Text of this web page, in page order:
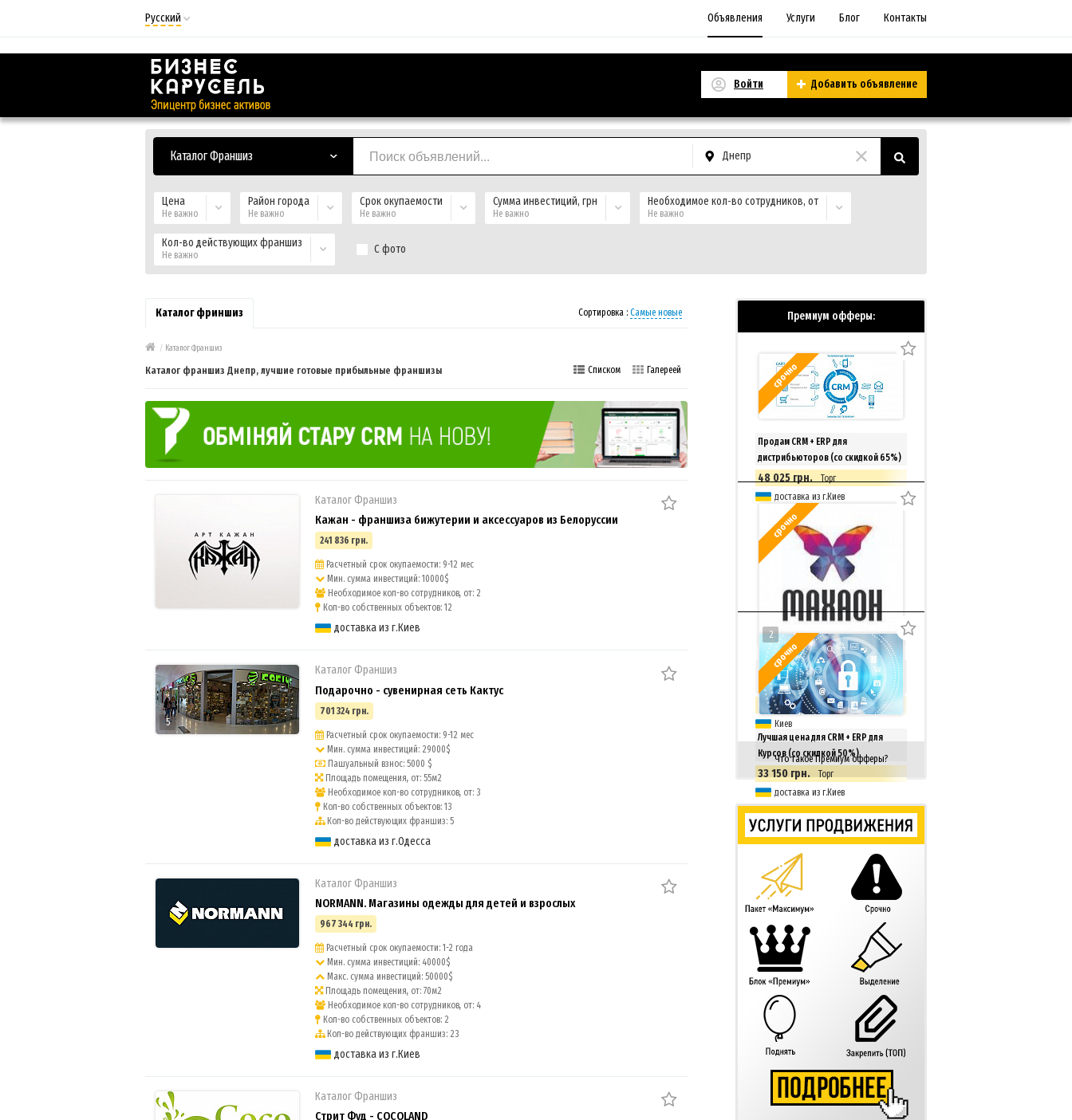
Русский
Русский
Українська
Объявления Услуги Блог Контакты
Войти Добавить объявление
Каталог Франшиз Днепр
Цена
Не важно
Район города
Не важно
Срок окупаемости
Не важно
Сумма инвестиций, грн
Не важно
Необходимое кол-во сотрудников, от
Не важно
Кол-во действующих франшиз
Не важно С фото
Каталог фриншиз Сортировка : Самые новые
/ Каталог Франшиз
Каталог франшиз Днепр, лучшие готовые прибыльные франшизы Списком Галереей
Каталог Франшиз
Кажан - франшиза бижутерии и аксессуаров из Белоруссии
241 836 грн.
Расчетный срок окупаемости: 9-12 мес
Мин. сумма инвестиций: 10000$
Необходимое кол-во сотрудников, от: 2
Кол-во собственных объектов: 12
доставка из г.Киев
5
Каталог Франшиз
Подарочно - сувенирная сеть Кактус
701 324 грн.
Расчетный срок окупаемости: 9-12 мес
Мин. сумма инвестиций: 29000$
Пашуальный взнос: 5000 $
Площадь помещения, от: 55м2
Необходимое кол-во сотрудников, от: 3
Кол-во собственных объектов: 13
Кол-во действующих франшиз: 5
доставка из г.Одесса
Каталог Франшиз
NORMANN. Магазины одежды для детей и взрослых
967 344 грн.
Расчетный срок окупаемости: 1-2 года
Мин. сумма инвестиций: 40000$
Макс. сумма инвестиций: 50000$
Площадь помещения, от: 70м2
Необходимое кол-во сотрудников, от: 4
Кол-во собственных объектов: 2
Кол-во действующих франшиз: 23
доставка из г.Киев
Каталог Франшиз
Стрит Фуд - COCOLAND
Премиум офферы:
срочно
Продам CRM + ERP для
дистрибьюторов (со скидкой 65%)
48 025 грн.
Торг
доставка из г.Киев
срочно
2
Продается раскрученная Веб-
студия Махаон
250 000 грн.
Торг
Киев
срочно
Лучшая цена для CRM + ERP для
Курсов (со скидкой 50%)
33 150 грн.
Торг
доставка из г.Киев
Что такое Премиум офферы?